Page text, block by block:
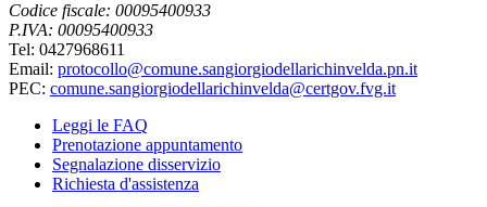
Codice fiscale: 00095400933
P.IVA: 00095400933
Tel: 0427968611
Email: protocollo@comune.sangiorgiodellarichinvelda.pn.it
PEC: comune.sangiorgiodellarichinvelda@certgov.fvg.it
Leggi le FAQ
Prenotazione appuntamento
Segnalazione disservizio
Richiesta d'assistenza